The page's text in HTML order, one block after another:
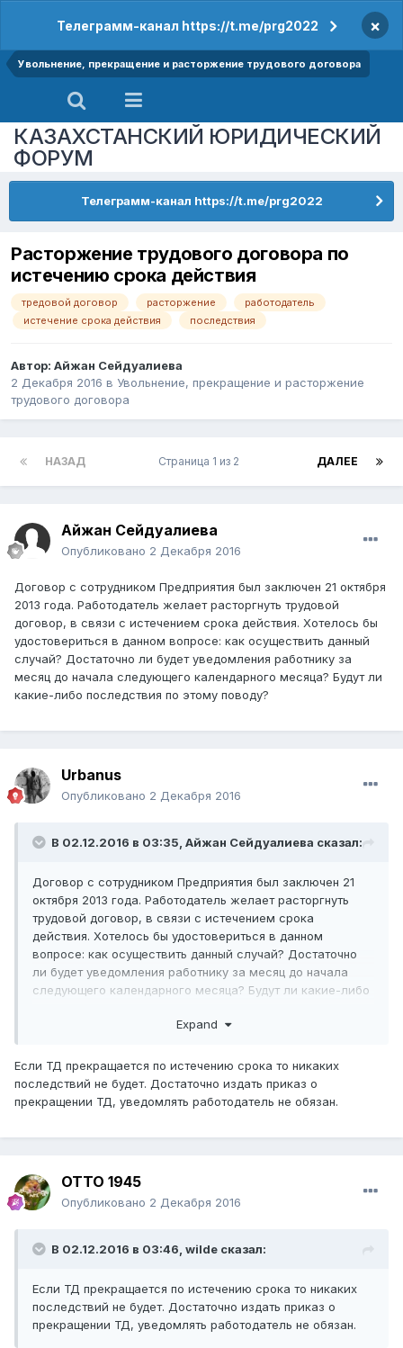
Телеграмм-канал https://t.me/prg2022 ×
Увольнение, прекращение и расторжение трудового договора
КАЗАХСТАНСКИЙ ЮРИДИЧЕСКИЙ
ФОРУМ
Телеграмм-канал https://t.me/prg2022
Расторжение трудового договора по
истечению срока действия
тредовой договор расторжение
работодатель
истечение срока действия
последствия
Автор: Айжан Сейдуалиева
2 Декабря 2016 в Увольнение, прекращение и расторжение
трудового договора
НАЗАД ДАЛЕЕ
Страница 1 из 2
Айжан Сейдуалиева
Опубликовано 2 Декабря 2016
Договор с сотрудником Предприятия был заключен 21 октября
2013 года. Работодатель желает расторгнуть трудовой
договор, в связи с истечением срока действия. Хотелось бы
удостовериться в данном вопросе: как осуществить данный
случай? Достаточно ли будет уведомления работнику за
месяц до начала следующего календарного месяца? Будут ли
какие-либо последствия по этому поводу?
Urbanus
Опубликовано 2 Декабря 2016
В 02.12.2016 в 03:35, Айжан Сейдуалиева сказал:
Договор с сотрудником Предприятия был заключен 21
октября 2013 года. Работодатель желает расторгнуть
трудовой договор, в связи с истечением срока
действия. Хотелось бы удостовериться в данном
вопросе: как осуществить данный случай? Достаточно
ли будет уведомления работнику за месяц до начала
следующего календарного месяца? Будут ли какие-либо
Expand
Если ТД прекращается по истечению срока то никаких
последствий не будет. Достаточно издать приказ о
прекращении ТД, уведомлять работодатель не обязан.
ОТТО 1945
Опубликовано 2 Декабря 2016
В 02.12.2016 в 03:46, wilde сказал:
Если ТД прекращается по истечению срока то никаких
последствий не будет. Достаточно издать приказ о
прекращении ТД, уведомлять работодатель не обязан.